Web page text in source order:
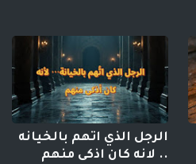
الرجل الذي اتهم بالخيانه
.. لانه كان اذكى منهم